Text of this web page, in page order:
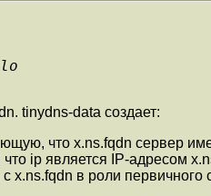
tinydns-data создает:
что x.ns.fqdn сервер
ip является IP-адресом
x.ns.fqdn в роли